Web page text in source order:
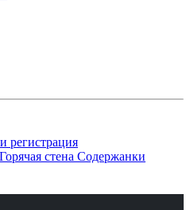
регистрация
стена Содержанки